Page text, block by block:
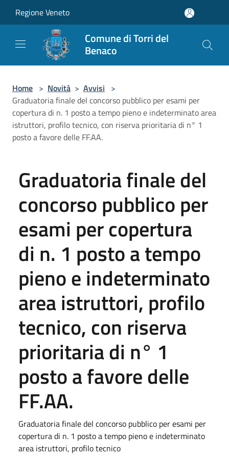
Regione Veneto
Comune di Torri del
Benaco
Home > Novità > Avvisi >
Graduatoria finale del concorso pubblico per esami per
copertura di n. 1 posto a tempo pieno e indeterminato area
istruttori, profilo tecnico, con riserva prioritaria di n° 1
posto a favore delle FF.AA.
Graduatoria finale del
concorso pubblico per
esami per copertura
di n. 1 posto a tempo
pieno e indeterminato
area istruttori, profilo
tecnico, con riserva
prioritaria di n° 1
posto a favore delle
FF.AA.
Graduatoria finale del concorso pubblico per esami per
copertura di n. 1 posto a tempo pieno e indeterminato
area istruttori, profilo tecnico